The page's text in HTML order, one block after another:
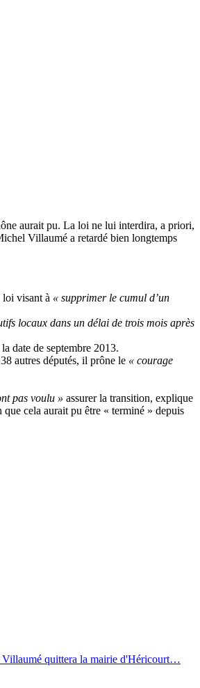
aurait pu. La loi ne lui interdira, a priori,
Villaumé a retardé bien longtemps
loi visant à « supprimer le cumul d’un
locaux dans un délai de trois mois après
date de septembre 2013.
autres députés, il prône le « courage
pas voulu » assurer la transition, explique
cela aurait pu être « terminé » depuis
Villaumé quittera la mairie d'Héricourt…